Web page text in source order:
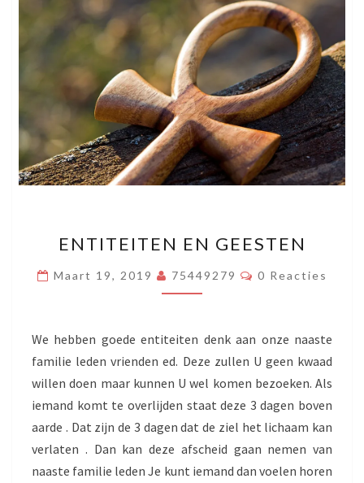
EN
GEESTEN
ENTITEITEN EN GEESTEN
Maart 19, 2019 75449279 Reacties
0 Reacties
We hebben goede entiteiten denk aan onze naaste
familie leden vrienden ed. Deze zullen U geen kwaad
willen doen maar kunnen U wel komen bezoeken. Als
iemand komt te overlijden staat deze 3 dagen boven
aarde . Dat zijn de 3 dagen dat de ziel het lichaam kan
verlaten . Dan kan deze afscheid gaan nemen van
naaste familie leden Je kunt iemand dan voelen horen